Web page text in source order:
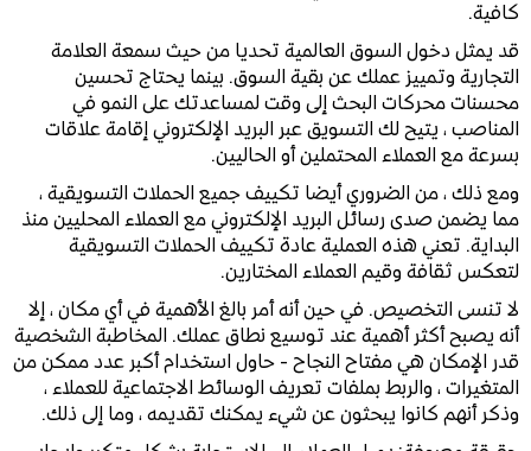
كافية.
قد يمثل دخول السوق العالمية تحديا من حيث سمعة العلامة
التجارية وتمييز عملك عن بقية السوق. بينما يحتاج تحسين
محسنات محركات البحث إلى وقت لمساعدتك على النمو في
المناصب ، يتيح لك التسويق عبر البريد الإلكتروني إقامة علاقات
بسرعة مع العملاء المحتملين أو الحاليين.
ومع ذلك ، من الضروري أيضا تكييف جميع الحملات التسويقية ،
مما يضمن صدى رسائل البريد الإلكتروني مع العملاء المحليين منذ
البداية. تعني هذه العملية عادة تكييف الحملات التسويقية
لتعكس ثقافة وقيم العملاء المختارين.
لا تنسى التخصيص. في حين أنه أمر بالغ الأهمية في أي مكان ، إلا
أنه يصبح أكثر أهمية عند توسيع نطاق عملك. المخاطبة الشخصية
قدر الإمكان هي مفتاح النجاح - حاول استخدام أكبر عدد ممكن من
المتغيرات ، والربط بملفات تعريف الوسائط الاجتماعية للعملاء ،
وذكر أنهم كانوا يبحثون عن شيء يمكنك تقديمه ، وما إلى ذلك.